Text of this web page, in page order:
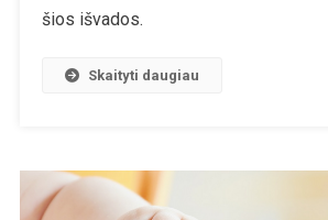
Baigtis
šios išvados.
Skaityti daugiau